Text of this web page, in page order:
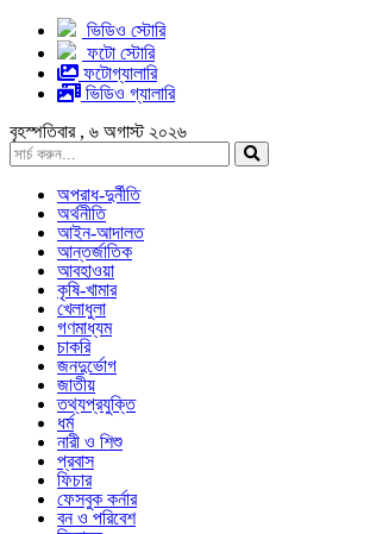
ভিডিও স্টোরি
ফটো স্টোরি
ফটোগ্যালারি
ভিডিও গ্যালারি
বৃহস্পতিবার , ৬ অগাস্ট ২০২৬
অপরাধ-দুর্নীতি
অর্থনীতি
আইন-আদালত
আন্তর্জাতিক
আবহাওয়া
কৃষি-খামার
খেলাধুলা
গণমাধ্যম
চাকরি
জনদুর্ভোগ
জাতীয়
তথ্যপ্রযুক্তি
ধর্ম
নারী ও শিশু
প্রবাস
ফিচার
ফেসবুক কর্নার
বন ও পরিবেশ